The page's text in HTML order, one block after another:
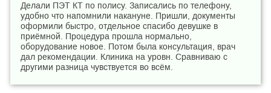
Делали ПЭТ КТ по полису. Записались по телефону,
удобно что напомнили накануне. Пришли, документы
оформили быстро, отдельное спасибо девушке в
приёмной. Процедура прошла нормально,
оборудование новое. Потом была консультация, врач
дал рекомендации. Клиника на уровн. Сравниваю с
другими разница чувствуется во всём.